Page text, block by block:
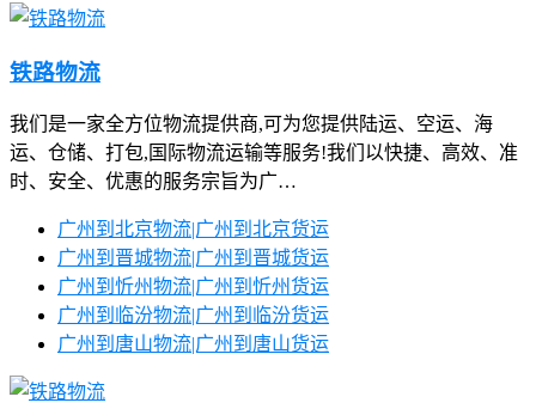
铁路物流
我们是一家全方位物流提供商,可为您提供陆运、空运、海
运、仓储、打包,国际物流运输等服务!我们以快捷、高效、准
时、安全、优惠的服务宗旨为广…
广州到北京物流|广州到北京货运
广州到晋城物流|广州到晋城货运
广州到忻州物流|广州到忻州货运
广州到临汾物流|广州到临汾货运
广州到唐山物流|广州到唐山货运